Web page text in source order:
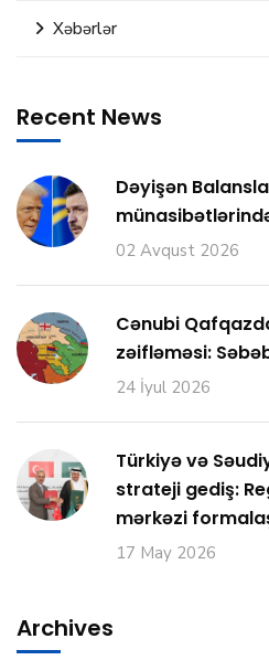
Xəbərlər
Recent News
Dəyişən
02 Avqust 2026
Cənubi
zəifləməsi:
24 İyul 2026
Türkiyə və
strateji gediş:
mərkəzi
17 May 2026
Archives